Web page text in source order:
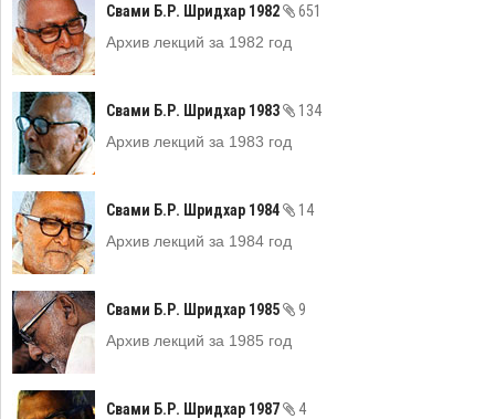
Свами Б.Р. Шридхар 1982
651
Архив лекций за 1982 год
Свами Б.Р. Шридхар 1983
134
Архив лекций за 1983 год
Свами Б.Р. Шридхар 1984
14
Архив лекций за 1984 год
Свами Б.Р. Шридхар 1985
9
Архив лекций за 1985 год
Свами Б.Р. Шридхар 1987
4